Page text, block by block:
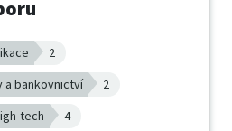
2
a bankovnictví
2
tech
4